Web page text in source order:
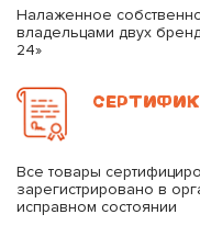
Налаженное
владельцами двух
24»
Все товары
зарегистрировано в
исправном состоянии